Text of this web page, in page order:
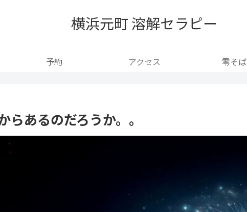
横浜元町 溶解セラピー
予約 アクセス 零そば
あるのだろうか。。